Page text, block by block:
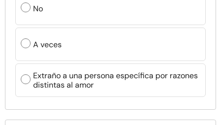
No
A veces
Extraño a una persona específica por razones
distintas al amor